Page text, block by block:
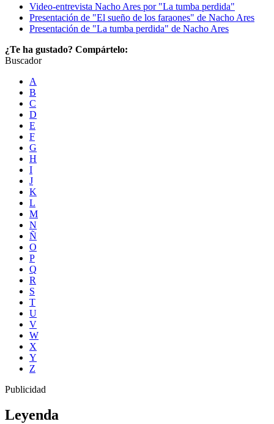
Video-entrevista Nacho Ares por "La tumba perdida"
Presentación de "El sueño de los faraones" de Nacho Ares
Presentación de "La tumba perdida" de Nacho Ares
¿Te ha gustado? Compártelo:
Buscador
A
B
C
D
E
F
G
H
I
J
K
L
M
N
Ñ
O
P
Q
R
S
T
U
V
W
X
Y
Z
Publicidad
Leyenda